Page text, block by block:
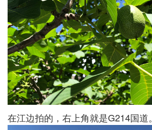
在江边拍的，右上角就是G214国道。